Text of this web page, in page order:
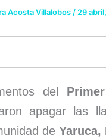
Acosta Villalobos / 29
del
apagar las
de Yaruca,